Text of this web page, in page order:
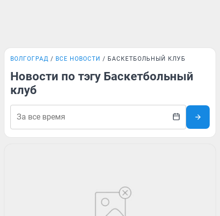
ВОЛГОГРАД ВСЕ НОВОСТИ БАСКЕТБОЛЬНЫЙ КЛУБ
Новости по тэгу Баскетбольный
клуб